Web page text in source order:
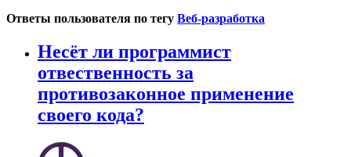
Ответы пользователя по тегу Веб-разработка
Несёт ли программист
отвественность за
противозаконное применение
своего кода?